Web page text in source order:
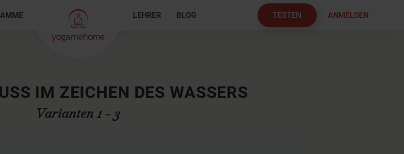
LEHRER BLOG TESTEN ANMELDEN
IM ZEICHEN DES WASSERS
Varianten 1 - 3